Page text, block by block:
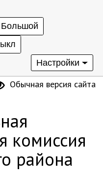
Большой
Настройки
Обычная версия сайта
комиссия
района